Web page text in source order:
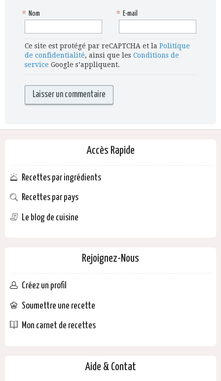
Nom
* E-mail
*
Ce site est protégé par reCAPTCHA et la Politique
de confidentialité, ainsi que les Conditions de
service Google s’appliquent.
Accès Rapide
Recettes par ingrédients
Recettes par pays
Le blog de cuisine
Rejoignez-Nous
Créez un profil
Soumettre une recette
Mon carnet de recettes
Aide & Contat